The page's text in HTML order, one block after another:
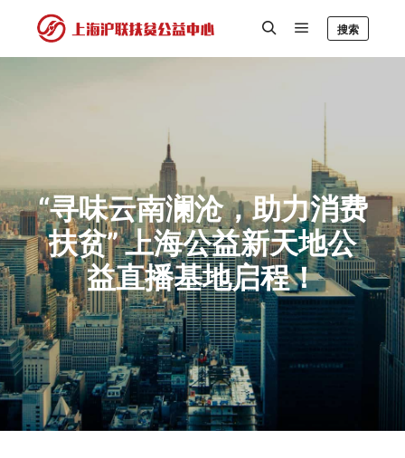
搜索
“寻味云南澜沧，助力消费
扶贫” 上海公益新天地公
益直播基地启程！